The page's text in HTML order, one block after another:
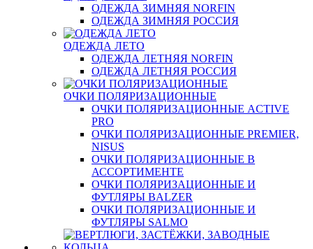
ОДЕЖДА ЗИМНЯЯ NORFIN
ОДЕЖДА ЗИМНЯЯ РОССИЯ
ОДЕЖДА ЛЕТО
ОДЕЖДА ЛЕТНЯЯ NORFIN
ОДЕЖДА ЛЕТНЯЯ РОССИЯ
ОЧКИ ПОЛЯРИЗАЦИОННЫЕ
ОЧКИ ПОЛЯРИЗАЦИОННЫЕ ACTIVE
PRO
ОЧКИ ПОЛЯРИЗАЦИОННЫЕ PREMIER,
NISUS
ОЧКИ ПОЛЯРИЗАЦИОННЫЕ В
АССОРТИМЕНТЕ
ОЧКИ ПОЛЯРИЗАЦИОННЫЕ И
ФУТЛЯРЫ BALZER
ОЧКИ ПОЛЯРИЗАЦИОННЫЕ И
ФУТЛЯРЫ SALMO